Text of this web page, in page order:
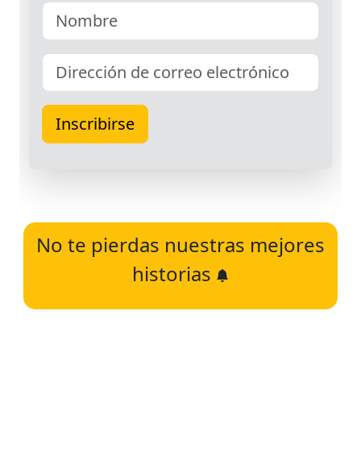
No te pierdas nuestras mejores
historias